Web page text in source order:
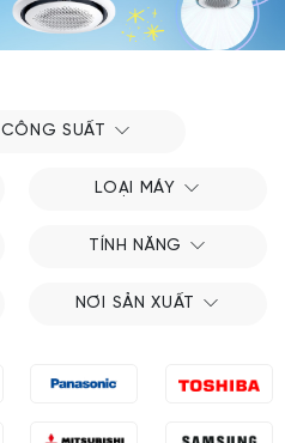
CÔNG SUẤT
LOẠI MÁY
TÍNH NĂNG
NƠI SẢN XUẤT